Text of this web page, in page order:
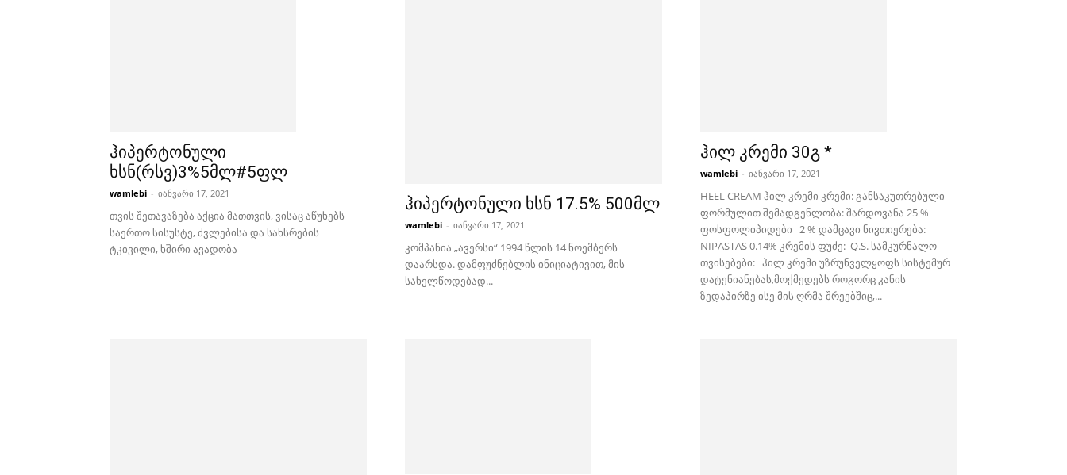
ჰიპერტონული
ხსნ(რსვ)3%5მლ#5ფლ
wamlebi - იანვარი 17, 2021
თვის შეთავაზება აქცია მათთვის, ვისაც აწუხებს
საერთო სისუსტე, ძვლებისა და სახსრების
ტკივილი, ხშირი ავადობა
ჰიპერტონული ხსნ 17.5% 500მლ
wamlebi - იანვარი 17, 2021
კომპანია „ავერსი“ 1994 წლის 14 ნოემბერს
დაარსდა. დამფუძნებლის ინიციატივით, მის
სახელწოდებად...
ჰილ კრემი 30გ *
wamlebi - იანვარი 17, 2021
HEEL CREAM ჰილ კრემი კრემი: განსაკუთრებული
ფორმულით შემადგენლობა: შარდოვანა 25 %
ფოსფოლიპიდები 2 % დამცავი ნივთიერება:
NIPASTAS 0.14% კრემის ფუძე: Q.S. სამკურნალო
თვისებები: ჰილ კრემი უზრუნველყოფს სისტემურ
დატენიანებას,მოქმედებს როგორც კანის
ზედაპირზე ისე მის ღრმა შრეებშიც,...